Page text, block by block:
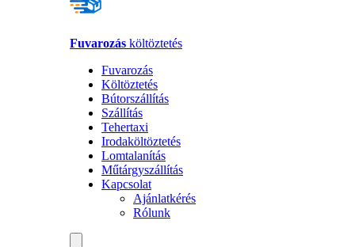
Fuvarozás költöztetés
Fuvarozás
Költöztetés
Bútorszállítás
Szállítás
Tehertaxi
Irodaköltöztetés
Lomtalanítás
Műtárgyszállítás
Kapcsolat
Ajánlatkérés
Rólunk